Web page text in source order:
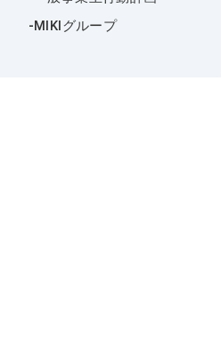
MIKIグループ